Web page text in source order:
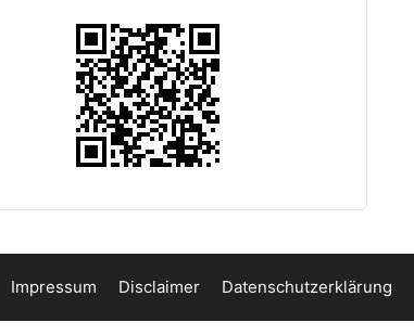
Impressum Disclaimer Datenschutzerklärung